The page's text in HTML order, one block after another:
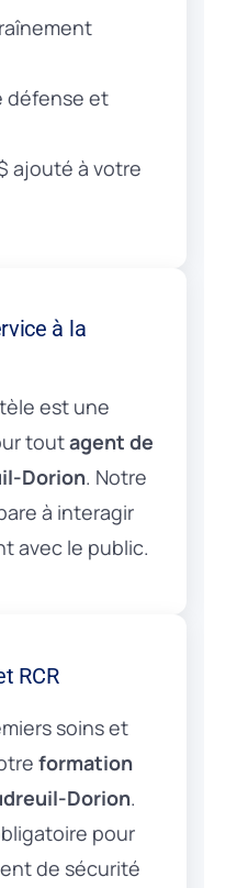
défense et
ajouté à votre
à la
est une
toutagent de
Dorion. Notre
à interagir
avec le public.
RCR
soins et
formation
Dorion.
pour
de sécurité